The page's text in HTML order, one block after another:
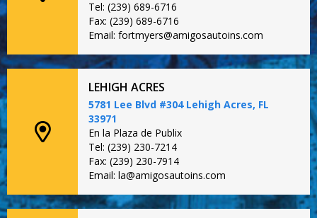
Tel: (239) 689-6716
Fax: (239) 689-6716
Email: fortmyers@amigosautoins.com
LEHIGH ACRES
5781 Lee Blvd #304 Lehigh Acres, FL
33971
En la Plaza de Publix
Tel: (239) 230-7214
Fax: (239) 230-7914
Email: la@amigosautoins.com